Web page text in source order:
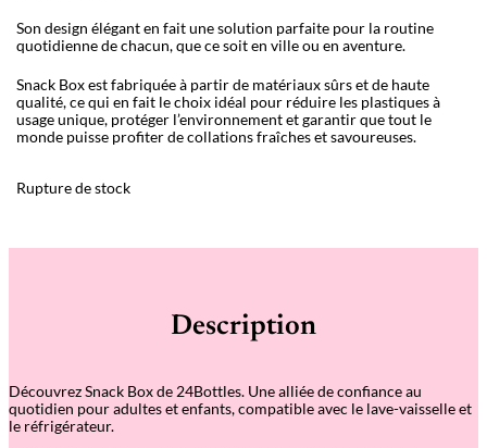
Son design élégant en fait une solution parfaite pour la routine
quotidienne de chacun, que ce soit en ville ou en aventure.
Snack Box est fabriquée à partir de matériaux sûrs et de haute
qualité, ce qui en fait le choix idéal pour réduire les plastiques à
usage unique, protéger l’environnement et garantir que tout le
monde puisse profiter de collations fraîches et savoureuses.
Rupture de stock
Description
Découvrez Snack Box de 24Bottles. Une alliée de confiance au
quotidien pour adultes et enfants, compatible avec le lave-vaisselle et
le réfrigérateur.